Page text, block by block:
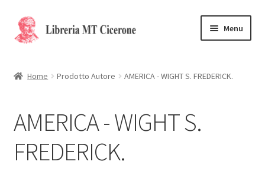
Vai
alla
Vai
al
Menu
La Storia
Contattaci
Home Prodotto Autore AMERICA - WIGHT S. FREDERICK.
AMERICA - WIGHT S.
FREDERICK.